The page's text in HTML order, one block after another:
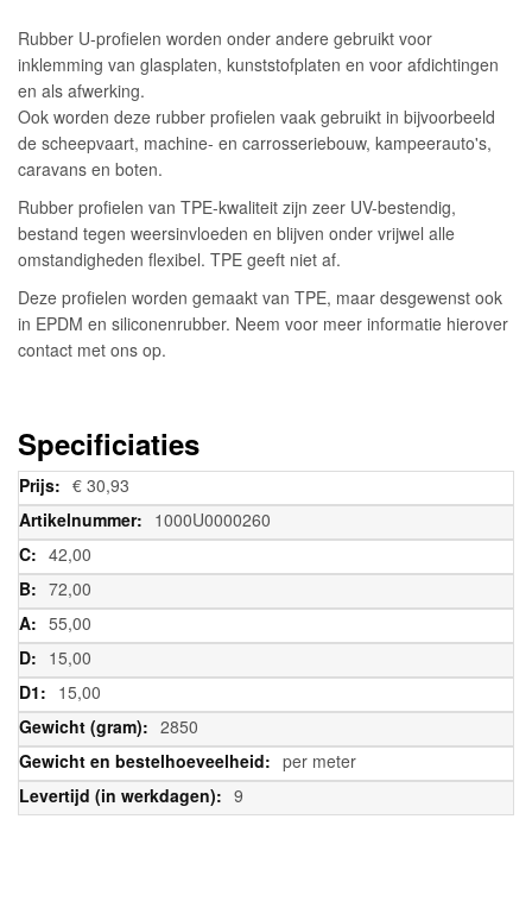
Rubber U-profielen worden onder andere gebruikt voor
inklemming van glasplaten, kunststofplaten en voor afdichtingen
en als afwerking.
Ook worden deze rubber profielen vaak gebruikt in bijvoorbeeld
de scheepvaart, machine- en carrosseriebouw, kampeerauto's,
caravans en boten.
Rubber profielen van TPE-kwaliteit zijn zeer UV-bestendig,
bestand tegen weersinvloeden en blijven onder vrijwel alle
omstandigheden flexibel. TPE geeft niet af.
Deze profielen worden gemaakt van TPE, maar desgewenst ook
in EPDM en siliconenrubber. Neem voor meer informatie hierover
contact met ons op.
Specificiaties
Meer
informatie
€ 30,93
1000U0000260
42,00
72,00
55,00
15,00
15,00
2850
per meter
9